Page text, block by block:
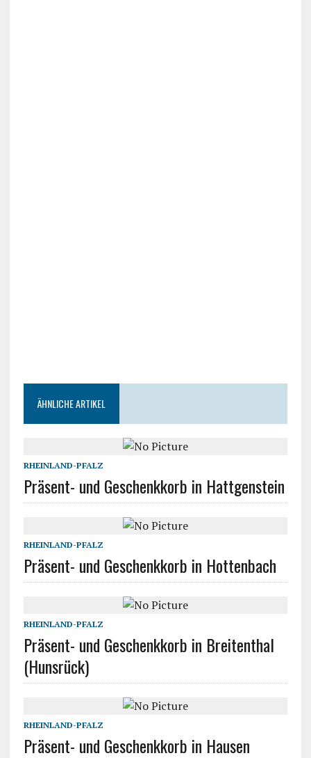
ÄHNLICHE ARTIKEL
RHEINLAND-PFALZ
Präsent- und Geschenkkorb in Hattgenstein
RHEINLAND-PFALZ
Präsent- und Geschenkkorb in Hottenbach
RHEINLAND-PFALZ
Präsent- und Geschenkkorb in Breitenthal
(Hunsrück)
RHEINLAND-PFALZ
Präsent- und Geschenkkorb in Hausen